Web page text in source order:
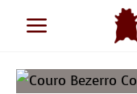
para
conteúdo
Toggle